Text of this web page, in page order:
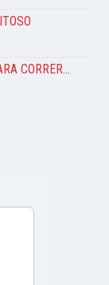
CORRER…